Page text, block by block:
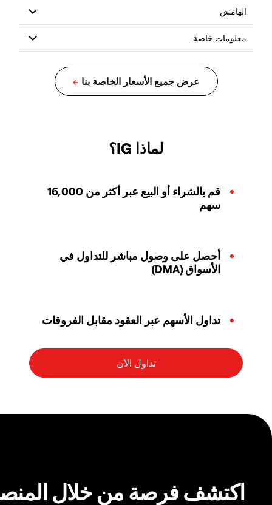
لماذا IG؟
قم بالشراء أو البيع عبر أكثر من 16,000
سهم
أحصل على وصول مباشر للتداول في
الأسواق (DMA)
تداول الأسهم عبر العقود مقابل الفروقات
اكتشف فرصة من خلال